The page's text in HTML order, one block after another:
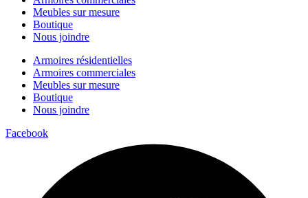
Meubles sur mesure
Boutique
Nous joindre
Armoires résidentielles
Armoires commerciales
Meubles sur mesure
Boutique
Nous joindre
Facebook